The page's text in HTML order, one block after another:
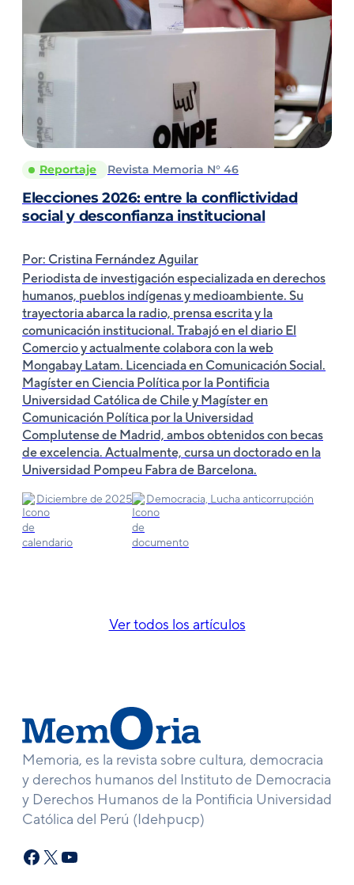
Reportaje Revista Memoria N° 46
Elecciones 2026: entre la conflictividad
social y desconfianza institucional
Por: Cristina Fernández Aguilar
Periodista de investigación especializada en derechos
humanos, pueblos indígenas y medioambiente. Su
trayectoria abarca la radio, prensa escrita y la
comunicación institucional. Trabajó en el diario El
Comercio y actualmente colabora con la web
Mongabay Latam. Licenciada en Comunicación Social.
Magíster en Ciencia Política por la Pontificia
Universidad Católica de Chile y Magíster en
Comunicación Política por la Universidad
Complutense de Madrid, ambos obtenidos con becas
de excelencia. Actualmente, cursa un doctorado en la
Universidad Pompeu Fabra de Barcelona.
Diciembre de 2025 Democracia, Lucha anticorrupción
Ver todos los artículos
Memoria, es la revista sobre cultura, democracia
y derechos humanos del Instituto de Democracia
y Derechos Humanos de la Pontificia Universidad
Católica del Perú (Idehpucp)
Facebook
X YouTube